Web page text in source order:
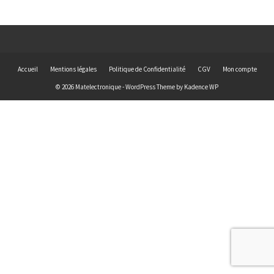
Accueil Mentions légales Politique de Confidentialité CGV Mon compte
© 2026 Matelectronique - WordPress Theme by Kadence WP